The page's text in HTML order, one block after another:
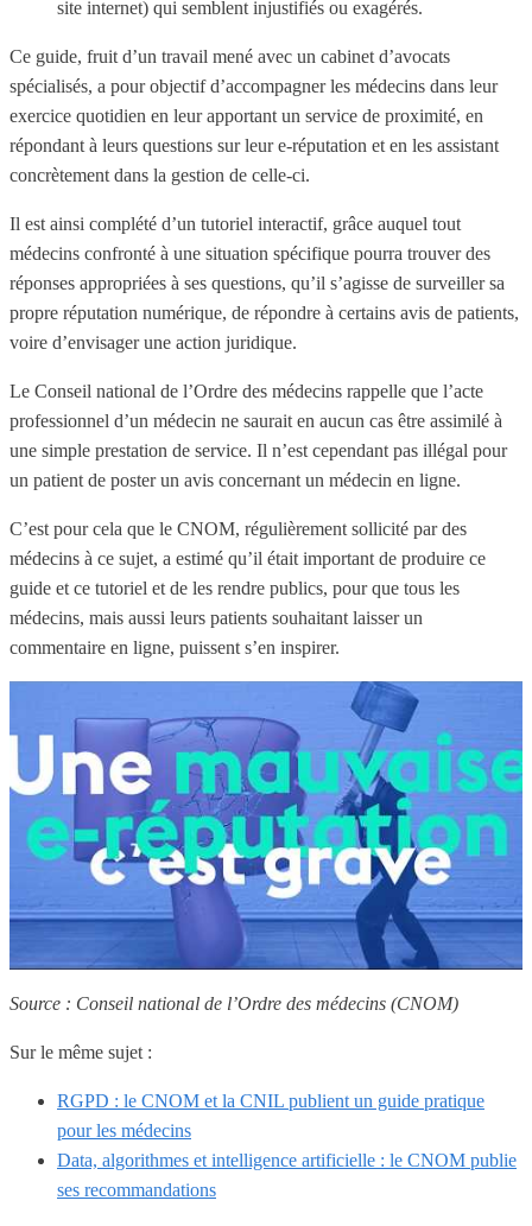
site internet) qui semblent injustifiés ou exagérés.
Ce guide, fruit d’un travail mené avec un cabinet d’avocats
spécialisés, a pour objectif d’accompagner les médecins dans leur
exercice quotidien en leur apportant un service de proximité, en
répondant à leurs questions sur leur e-réputation et en les assistant
concrètement dans la gestion de celle-ci.
Il est ainsi complété d’un tutoriel interactif, grâce auquel tout
médecins confronté à une situation spécifique pourra trouver des
réponses appropriées à ses questions, qu’il s’agisse de surveiller sa
propre réputation numérique, de répondre à certains avis de patients,
voire d’envisager une action juridique.
Le Conseil national de l’Ordre des médecins rappelle que l’acte
professionnel d’un médecin ne saurait en aucun cas être assimilé à
une simple prestation de service. Il n’est cependant pas illégal pour
un patient de poster un avis concernant un médecin en ligne.
C’est pour cela que le CNOM, régulièrement sollicité par des
médecins à ce sujet, a estimé qu’il était important de produire ce
guide et ce tutoriel et de les rendre publics, pour que tous les
médecins, mais aussi leurs patients souhaitant laisser un
commentaire en ligne, puissent s’en inspirer.
Source : Conseil national de l’Ordre des médecins (CNOM)
Sur le même sujet :
RGPD : le CNOM et la CNIL publient un guide pratique
pour les médecins
Data, algorithmes et intelligence artificielle : le CNOM publie
ses recommandations